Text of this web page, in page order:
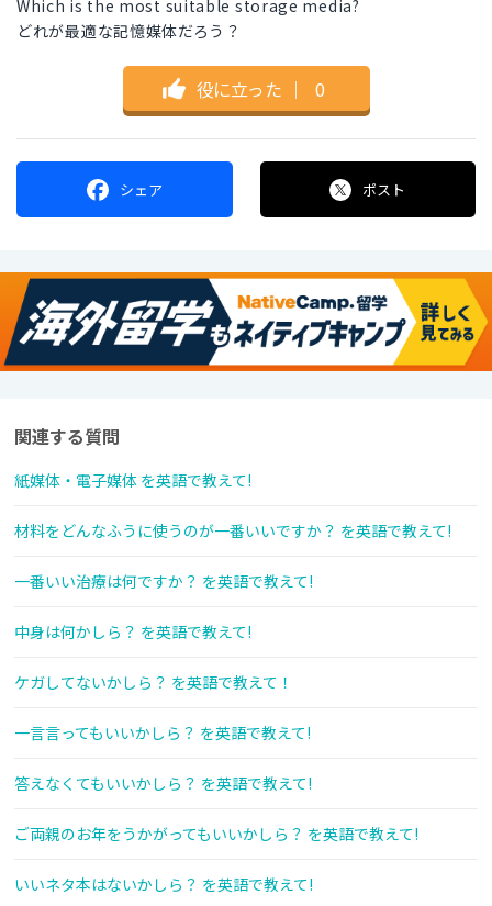
Which is the most suitable storage media?
どれが最適な記憶媒体だろう？
役に立った ｜ 0
シェア ポスト
関連する質問
紙媒体・電子媒体 を英語で教えて!
材料をどんなふうに使うのが一番いいですか？ を英語で教えて!
一番いい治療は何ですか？ を英語で教えて!
中身は何かしら？ を英語で教えて!
ケガしてないかしら？ を英語で教えて！
一言言ってもいいかしら？ を英語で教えて!
答えなくてもいいかしら？ を英語で教えて!
ご両親のお年をうかがってもいいかしら？ を英語で教えて!
いいネタ本はないかしら？ を英語で教えて!